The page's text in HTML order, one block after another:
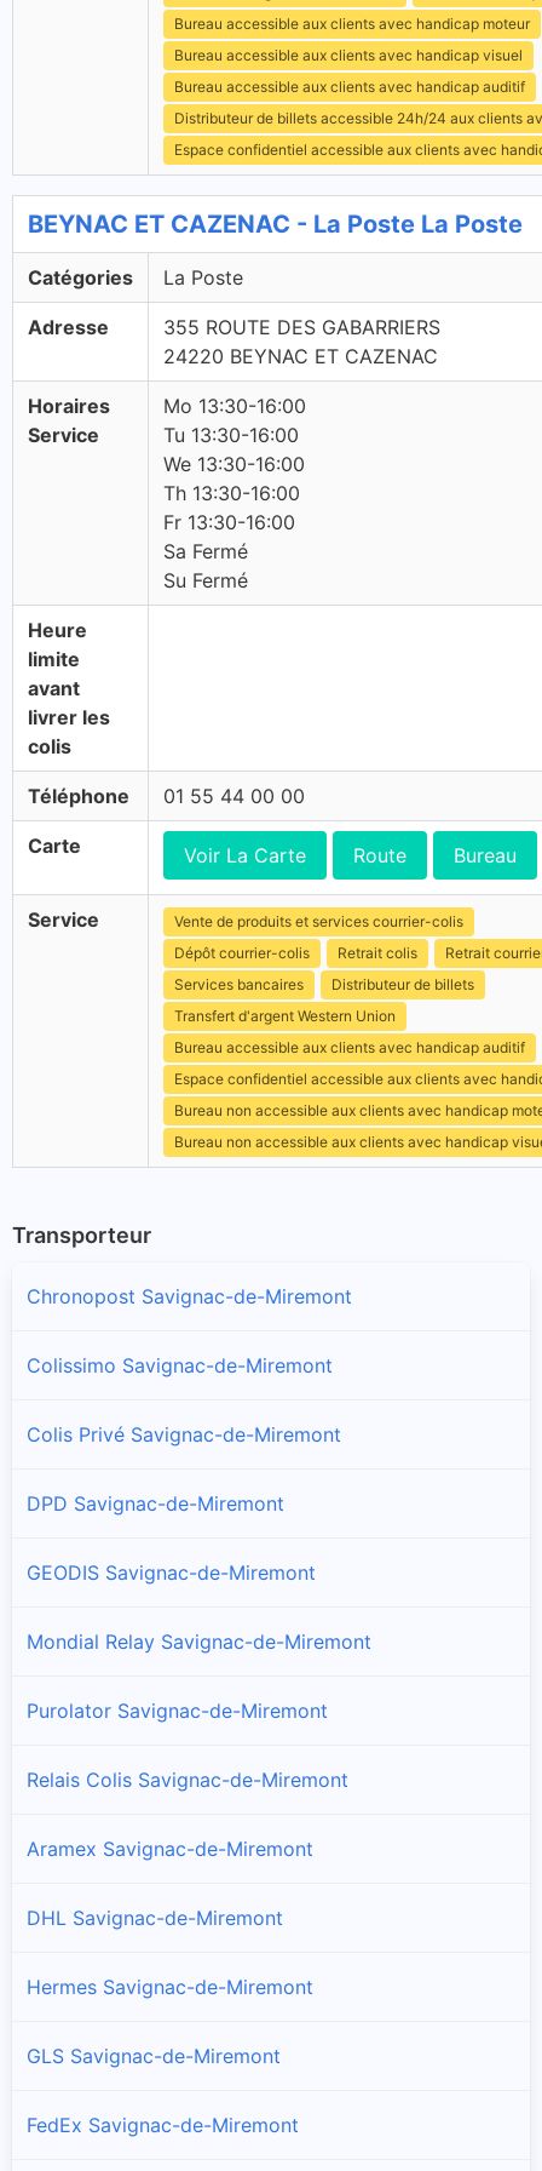
Bureau accessible aux clients avec handicap moteur
Bureau accessible aux clients avec handicap visuel
Bureau accessible aux clients avec handicap auditif
Distributeur de billets accessible 24h/24 aux clients
Espace confidentiel accessible aux clients avec
BEYNAC ET CAZENAC - La Poste La Poste
Catégories La Poste
Adresse
355 ROUTE DES GABARRIERS
24220 BEYNAC ET CAZENAC
Horaires
Service
Mo 13:30-16:00
Tu 13:30-16:00
We 13:30-16:00
Th 13:30-16:00
Fr 13:30-16:00
Sa Fermé
Su Fermé
Heure
limite
avant
livrer les
colis
Téléphone 01 55 44 00 00
Carte Voir La Carte Route Bureau
Service
Vente de produits et services courrier-colis
Dépôt courrier-colis
Retrait colis
Retrait
Services bancaires
Distributeur de billets
Transfert d'argent Western Union
Bureau accessible aux clients avec handicap auditif
Espace confidentiel accessible aux clients avec
Bureau non accessible aux clients avec handicap
Bureau non accessible aux clients avec handicap
Transporteur
Chronopost Savignac-de-Miremont
Colissimo Savignac-de-Miremont
Colis Privé Savignac-de-Miremont
DPD Savignac-de-Miremont
GEODIS Savignac-de-Miremont
Mondial Relay Savignac-de-Miremont
Purolator Savignac-de-Miremont
Relais Colis Savignac-de-Miremont
Aramex Savignac-de-Miremont
DHL Savignac-de-Miremont
Hermes Savignac-de-Miremont
GLS Savignac-de-Miremont
FedEx Savignac-de-Miremont